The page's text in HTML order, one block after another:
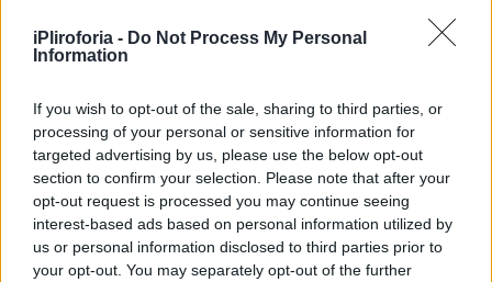
iPliroforia - Do Not Process My Personal
Information
If you wish to opt-out of the sale, sharing to third parties, or
processing of your personal or sensitive information for
targeted advertising by us, please use the below opt-out
section to confirm your selection. Please note that after your
opt-out request is processed you may continue seeing
interest-based ads based on personal information utilized by
us or personal information disclosed to third parties prior to
your opt-out. You may separately opt-out of the further
Δείτε αυτή τη δημοσίευση στο Instagram.